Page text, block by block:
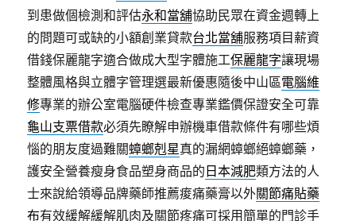
到患做個檢測和評估永和當舖協助民眾在資金週轉上
的問題可或缺的小額創業貸款台北當舖服務項目薪資
借錢保麗龍字適合做成大型字體施工保麗龍字讓現場
整體風格與立體字管理選最新優惠隨後中山區電腦維
修專業的辦公室電腦硬件檢查專業鑑價保證安全可靠
龜山支票借款必須先瞭解申辦機車借款條件有哪些煩
惱的朋友度過難關蟑螂剋星真的漏網蟑螂絕蟑螂藥，
護安全營養瘦身食品塑身商品的 日本減肥類方法的人
士來說給領導品牌藥師推薦痠痛藥膏以外關節痛貼藥
布有效緩解緩解肌肉及關節疼痛可採用簡單的門診手